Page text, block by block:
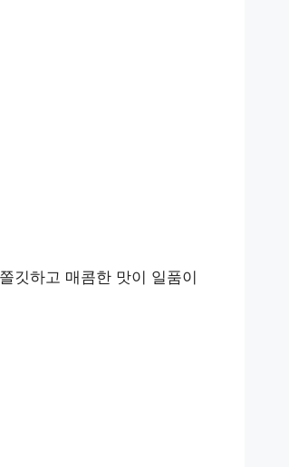
깃하고 매콤한 맛이 일품이